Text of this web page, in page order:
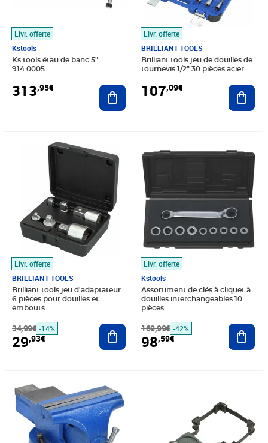
Livr. offerte
Kstools
Ks tools étau de banc 5"
914.0005
313,95€ Ajouter au panier
Livr. offerte
BRILLIANT TOOLS
Brilliant tools jeu de douilles de
tournevis 1/2" 30 pièces acier
107,09€
Livr. offerte
BRILLIANT TOOLS
Brilliant tools jeu d'adaptateur
6 pièces pour douilles et
embouts
34,99€
Prix barré 34,99€
-14%
29,93€
Prix 29,93€
Ajouter au panier
Livr. offerte
Kstools
Assortiment de clés à cliquet à
douilles interchangeables 10
pièces
169,99€
Prix barré 169,99€
-42%
98,59€
Prix 98,59€
Prix barré 74,99€
Prix 68,92€